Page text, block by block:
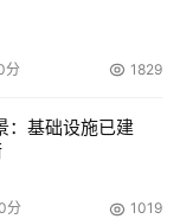
分 1829
：基础设施已建
分 1019